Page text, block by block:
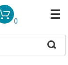
0